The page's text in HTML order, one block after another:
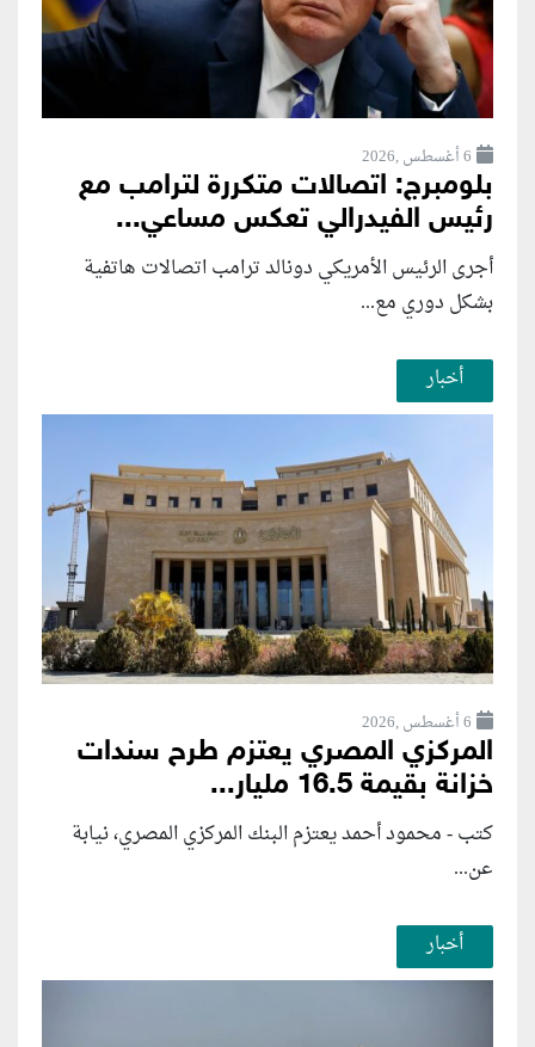
6 أغسطس ,2026
بلومبرج: اتصالات متكررة لترامب مع
رئيس الفيدرالي تعكس مساعي...
أجرى الرئيس الأمريكي دونالد ترامب اتصالات هاتفية
بشكل دوري مع...
أخبار
6 أغسطس ,2026
المركزي المصري يعتزم طرح سندات
خزانة بقيمة 16.5 مليار...
كتب - محمود أحمد يعتزم البنك المركزي المصري، نيابة
عن...
أخبار